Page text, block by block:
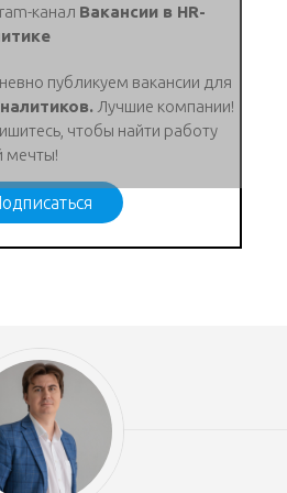
канал Вакансии в HR-
публикуем вакансии для
Лучшие компании!
чтобы найти работу
мечты!